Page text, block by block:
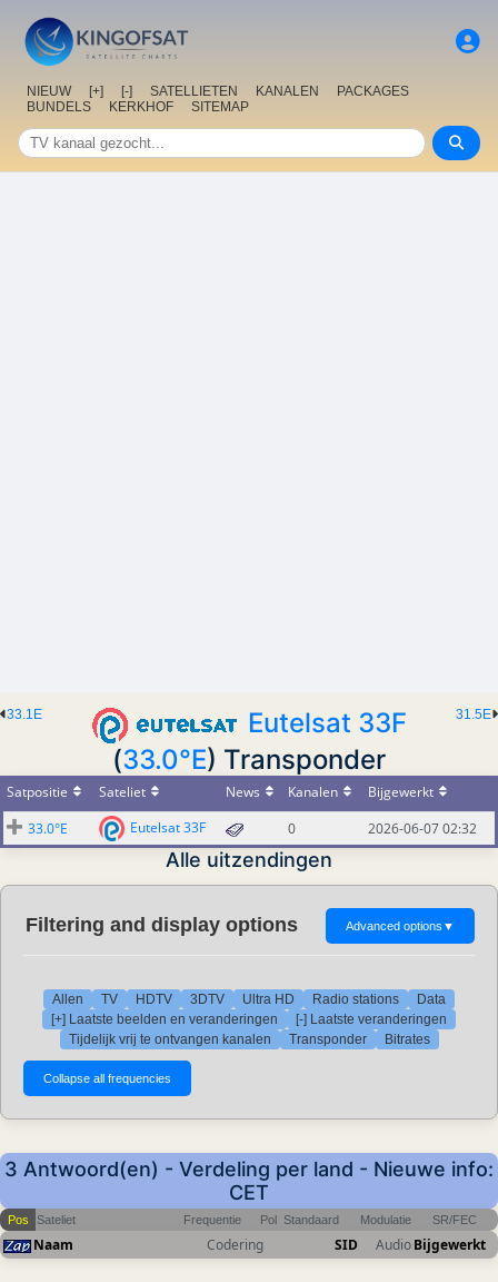
NIEUW [+] [-] SATELLIETEN KANALEN
PACKAGES
BUNDELS
KERKHOF SITEMAP
31.5E
33.1E
Eutelsat 33F
(33.0°E) Transponder
Satpositie Sateliet News Kanalen
Bijgewerkt
33.0°E
Eutelsat 33F 0 2026-06-07 02:32
Alle uitzendingen
Filtering and display options Advanced options ▼
Allen TV HDTV 3DTV Ultra HD Radio stations
Data
[+] Laatste beelden en veranderingen
[-] Laatste veranderingen
Tijdelijk vrij te ontvangen kanalen
Transponder Bitrates
3 Antwoord(en) - Verdeling per land - Nieuwe info:
CET
Pos Sateliet Frequentie Pol Standaard Modulatie SR/FEC
Naam Codering SID AudioBijgewerkt